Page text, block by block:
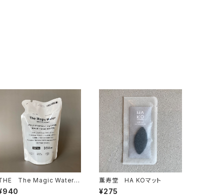
The Magic Water
替用
薫寿堂 HA KOマット
¥275